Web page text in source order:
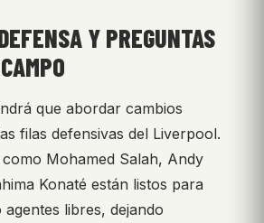
Y PREGUNTAS
que abordar cambios
filas defensivas del Liverpool.
Mohamed Salah, Andy
Konaté están listos para
libres, dejando